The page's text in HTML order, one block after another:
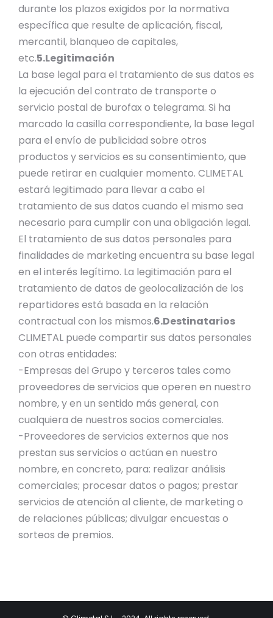
durante los plazos exigidos por la normativa
específica que resulte de aplicación, fiscal,
mercantil, blanqueo de capitales,
etc.5.Legitimación
La base legal para el tratamiento de sus datos es
la ejecución del contrato de transporte o
servicio postal de burofax o telegrama. Si ha
marcado la casilla correspondiente, la base legal
para el envío de publicidad sobre otros
productos y servicios es su consentimiento, que
puede retirar en cualquier momento. CLIMETAL
estará legitimado para llevar a cabo el
tratamiento de sus datos cuando el mismo sea
necesario para cumplir con una obligación legal.
El tratamiento de sus datos personales para
finalidades de marketing encuentra su base legal
en el interés legítimo. La legitimación para el
tratamiento de datos de geolocalización de los
repartidores está basada en la relación
contractual con los mismos.6.Destinatarios
​CLIMETAL puede compartir sus datos personales
con otras entidades:
-​Empresas del Grupo y terceros tales como
proveedores de servicios que operen en nuestro
nombre, y en un sentido más general, con
cualquiera de nuestros socios comerciales.
-Proveedores de servicios externos que nos
prestan sus servicios o actúan en nuestro
nombre, en concreto, para: realizar análisis
comerciales; procesar datos o pagos; prestar
servicios de atención al cliente, de marketing o
de relaciones públicas; divulgar encuestas o
sorteos de premios.